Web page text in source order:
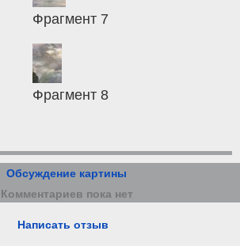
Фрагмент 7
Фрагмент 8
Обсуждение картины
Комментариев пока нет
Написать отзыв